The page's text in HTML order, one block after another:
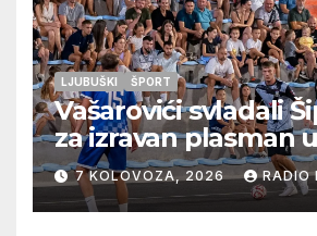
LJUBUŠKI ŠPORT
Vašarovići svladali
za izravan plasman u
četvrtfinale, Grab
prolazak dalje,
večeras počinje
7 KOLOVOZA, 2026 RADIO